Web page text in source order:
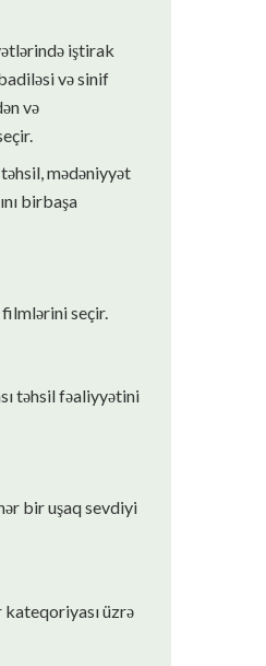
iştirak
və sinif
və
mədəniyyət
birbaşa
seçir.
təhsil fəaliyyətini
bir uşaq sevdiyi
üzrə